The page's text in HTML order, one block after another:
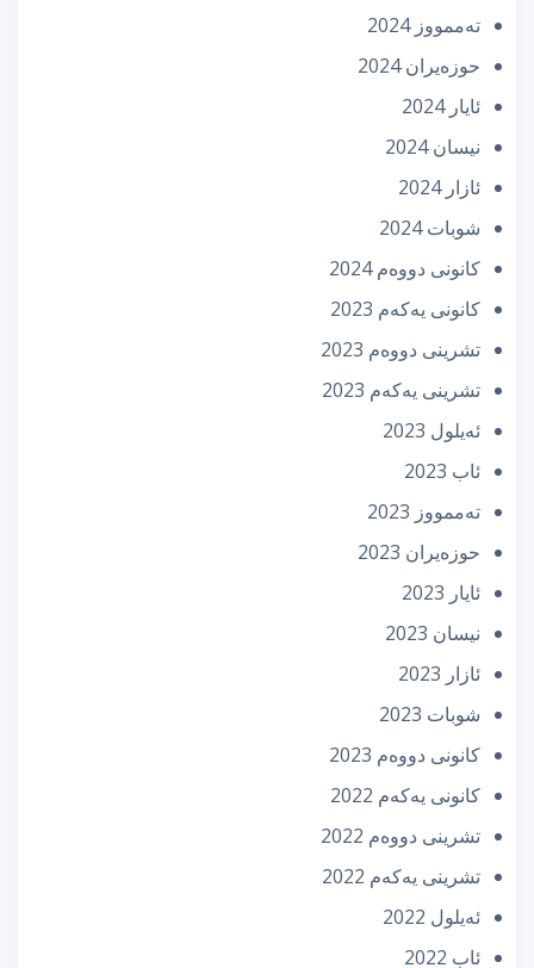
تەممووز 2024
حوزه‌یران 2024
ئایار 2024
نیسان 2024
ئازار 2024
شوبات 2024
كانونی دووه‌م 2024
كانونی یه‌كه‌م 2023
تشرینی دووه‌م 2023
تشرینی یه‌كه‌م 2023
ئه‌یلول 2023
ئاب 2023
تەممووز 2023
حوزه‌یران 2023
ئایار 2023
نیسان 2023
ئازار 2023
شوبات 2023
كانونی دووه‌م 2023
كانونی یه‌كه‌م 2022
تشرینی دووه‌م 2022
تشرینی یه‌كه‌م 2022
ئه‌یلول 2022
ئاب 2022